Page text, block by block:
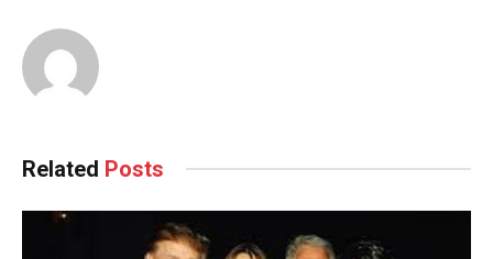
Related Posts